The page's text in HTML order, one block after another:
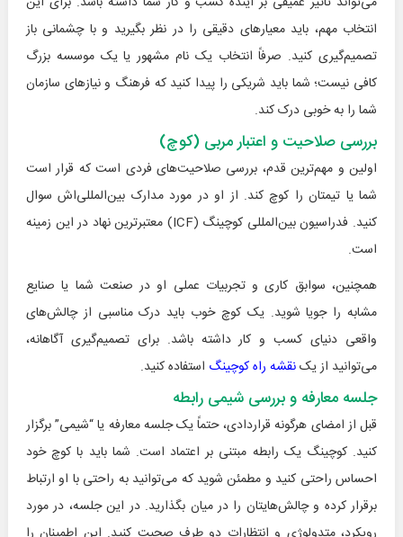
انتخاب مهم، باید معیارهای دقیقی را در نظر بگیرید و با چشمانی باز
تصمیم‌گیری کنید. صرفاً انتخاب یک نام مشهور یا یک موسسه بزرگ
کافی نیست؛ شما باید شریکی را پیدا کنید که فرهنگ و نیازهای سازمان
شما را به خوبی درک کند.
بررسی صلاحیت و اعتبار مربی (کوچ)
اولین و مهم‌ترین قدم، بررسی صلاحیت‌های فردی است که قرار است
شما یا تیمتان را کوچ کند. از او در مورد مدارک بین‌المللی‌اش سوال
کنید. فدراسیون بین‌المللی کوچینگ (ICF) معتبرترین نهاد در این زمینه
است.
همچنین، سوابق کاری و تجربیات عملی او در صنعت شما یا صنایع
مشابه را جویا شوید. یک کوچ خوب باید درک مناسبی از چالش‌های
واقعی دنیای کسب و کار داشته باشد. برای تصمیم‌گیری آگاهانه،
می‌توانید از یکنقشه راه کوچینگ استفاده کنید.
جلسه معارفه و بررسی شیمی رابطه
قبل از امضای هرگونه قراردادی، حتماً یک جلسه معارفه یا “شیمی” برگزار
کنید. کوچینگ یک رابطه مبتنی بر اعتماد است. شما باید با کوچ خود
احساس راحتی کنید و مطمئن شوید که می‌توانید به راحتی با او ارتباط
برقرار کرده و چالش‌هایتان را در میان بگذارید. در این جلسه، در مورد